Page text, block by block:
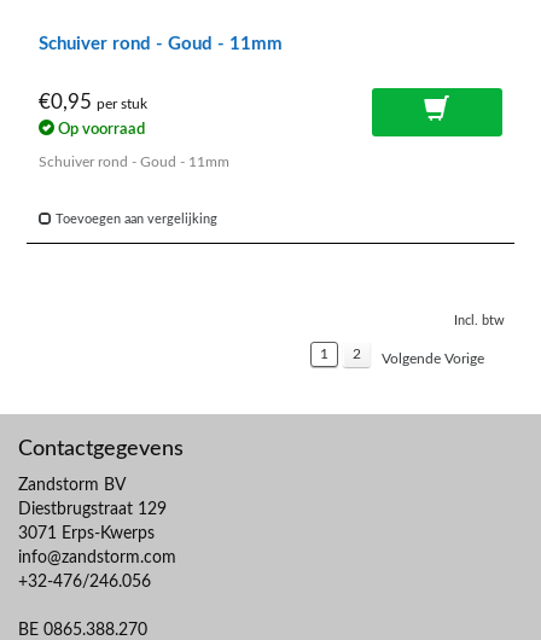
Schuiver rond - Goud - 11mm
€0,95 per stuk
Op voorraad
Schuiver rond - Goud - 11mm
Toevoegen aan vergelijking
Incl. btw
1 2 Volgende Vorige
Contactgegevens
Zandstorm BV
Diestbrugstraat 129
3071 Erps-Kwerps
info@zandstorm.com
+32-476/246.056
BE 0865.388.270